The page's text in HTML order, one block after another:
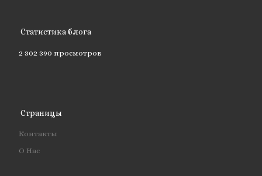
Статистика блога
2 302 390 просмотров
Страницы
Контакты
О Нас